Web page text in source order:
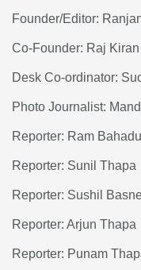
Founder/Editor:
Co-Founder: Raj
Desk Co-ordinator:
Photo Journalist:
Reporter: Ram
Reporter: Sunil Thapa
Reporter: Sushil
Reporter: Arjun Thapa
Reporter: Punam